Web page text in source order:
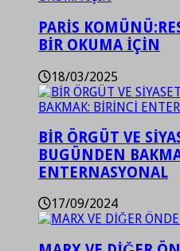
PARİS
BİR OKUMA İÇİN
18/03/2025
BİR ÖRGÜT VE
BUGÜNDEN
ENTERNASYONAL
17/09/2024